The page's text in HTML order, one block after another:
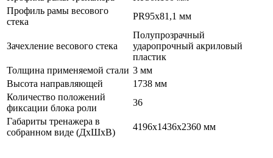
Профиль рамы весового
стека
PR95x81,1 мм
Зачехление весового стека
Полупрозрачный
ударопрочный акриловый
пластик
Толщина применяемой стали 3 мм
Высота направляющей
1738 мм
Количество положений
фиксации блока роли
36
Габариты тренажера в
собранном виде (ДxШxВ)
4196x1436x2360 мм